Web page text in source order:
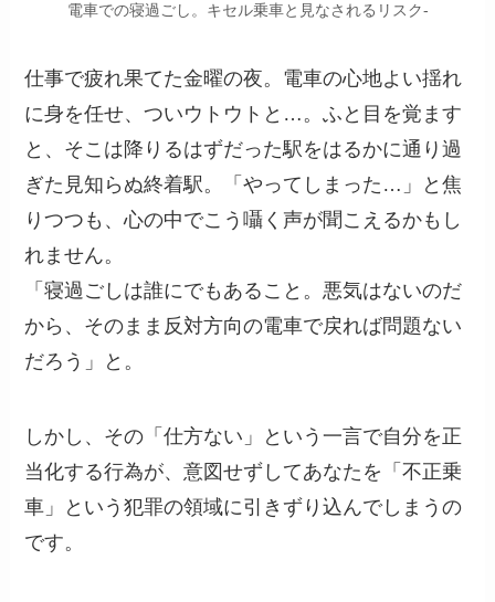
電車での寝過ごし。キセル乗車と見なされるリスク-
仕事で疲れ果てた金曜の夜。電車の心地よい揺れ
に身を任せ、ついウトウトと…。ふと目を覚ます
と、そこは降りるはずだった駅をはるかに通り過
ぎた見知らぬ終着駅。「やってしまった…」と焦
りつつも、心の中でこう囁く声が聞こえるかもし
れません。
「寝過ごしは誰にでもあること。悪気はないのだ
から、そのまま反対方向の電車で戻れば問題ない
だろう」と。
しかし、その「仕方ない」という一言で自分を正
当化する行為が、意図せずしてあなたを「不正乗
車」という犯罪の領域に引きずり込んでしまうの
です。